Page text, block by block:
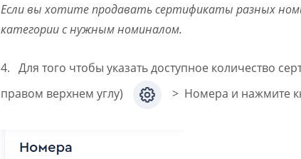
Если вы хотите продавать сертификаты разных
категории с нужным номиналом.
4. Для того чтобы указать доступное количество
правом верхнем углу)
> Номера и нажмите